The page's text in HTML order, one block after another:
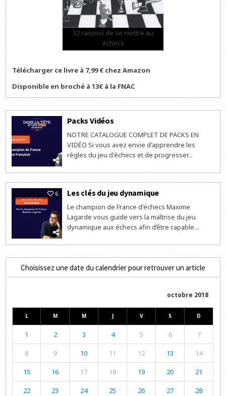
32 raisons de se mettre au
échecs
Télécharger ce livre à 7,99 € chez Amazon
Disponible en broché à 13€ à la FNAC
Packs Vidéos
NOTRE CATALOGUE COMPLET DE PACKS EN
VIDÉO Si vous avez envie d'apprendre les
règles du jeu d'échecs et de progresser...
6 Les clés du jeu dynamique
Le champion de France d'échecs Maxime
Lagarde vous guide vers la maîtrise du jeu
dynamique aux échecs afin d’être capable...
Choisissez une date du calendrier pour retrouver un article
octobre 2018
L M M J V S D
1 2 3 4 5 6 7
8 9 10 11 12 13 14
15 16 17 18 19 20 21
22 23 24 25 26 27 28